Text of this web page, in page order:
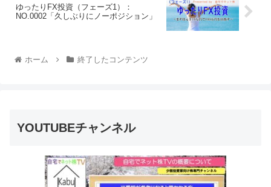
ゆったりFX投資（フェーズ1）：
NO.0002「久しぶりにノーポジション」
ホーム 終了したコンテンツ
YOUTUBEチャンネル